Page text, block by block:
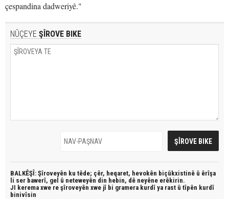
çespandina dadweriyê."
NÛÇEYE ŞÎROVE BIKE
BALKÊŞÎ: Şîroveyên ku têde; çêr, heqaret, hevokên biçûkxistinê û êrîşa
li ser bawerî, gel û neteweyên din hebin, dê neyêne erêkirin.
JI kerema xwe re şîroveyên xwe jî bi gramera kurdî ya rast û tîpên kurdî
binivîsin